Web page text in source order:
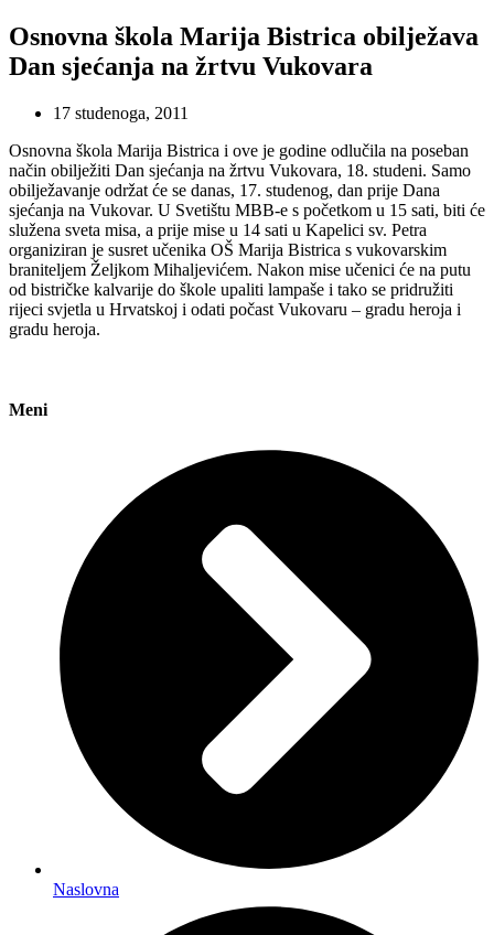
Osnovna škola Marija Bistrica obilježava
Dan sjećanja na žrtvu Vukovara
17 studenoga, 2011
Osnovna škola Marija Bistrica i ove je godine odlučila na poseban
način obilježiti Dan sjećanja na žrtvu Vukovara, 18. studeni. Samo
obilježavanje održat će se danas, 17. studenog, dan prije Dana
sjećanja na Vukovar. U Svetištu MBB-e s početkom u 15 sati, biti će
služena sveta misa, a prije mise u 14 sati u Kapelici sv. Petra
organiziran je susret učenika OŠ Marija Bistrica s vukovarskim
braniteljem Željkom Mihaljevićem. Nakon mise učenici će na putu
od bistričke kalvarije do škole upaliti lampaše i tako se pridružiti
rijeci svjetla u Hrvatskoj i odati počast Vukovaru – gradu heroja i
gradu heroja.
Meni
Naslovna